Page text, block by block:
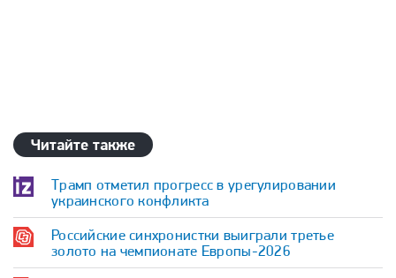
Читайте также
Трамп отметил прогресс в урегулировании
украинского конфликта
Российские синхронистки выиграли третье
золото на чемпионате Европы-2026